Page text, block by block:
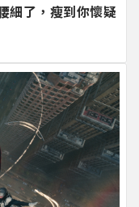
細了，瘦到你懷疑